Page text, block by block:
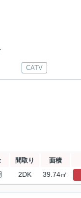
CATV
間取り 面積
2DK 39.74㎡